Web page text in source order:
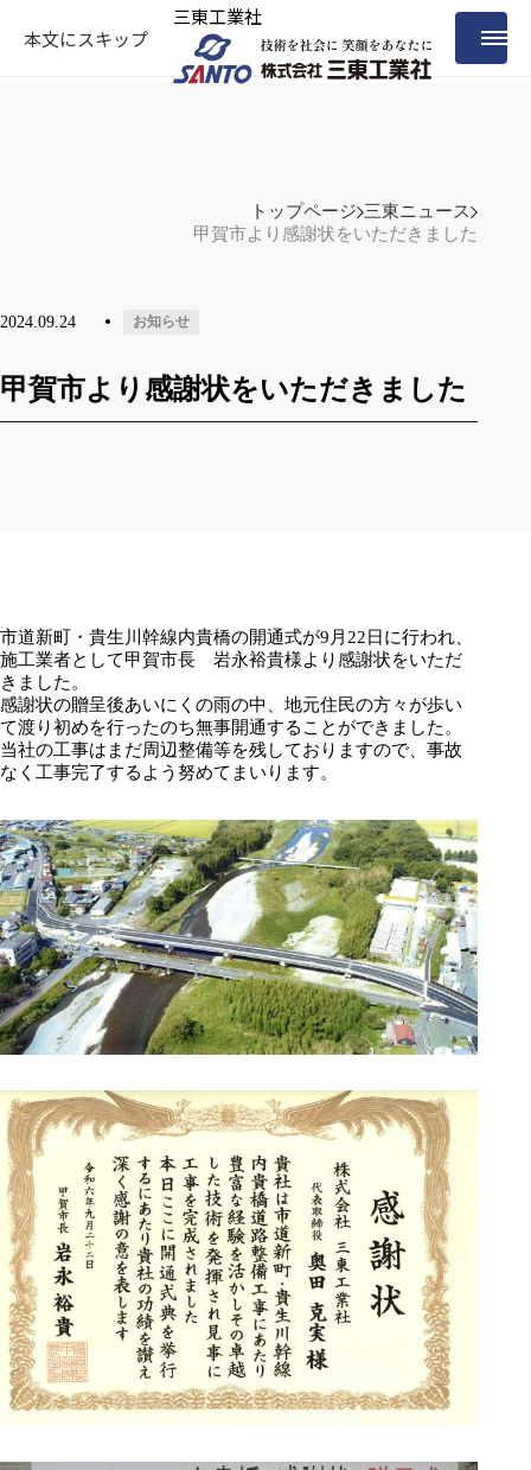
本文にスキップ
三東工業社
トップページ 三東ニュース
甲賀市より感謝状をいただきました
2024.09.24 お知らせ
甲賀市より感謝状をいただきました
市道新町・貴生川幹線内貴橋の開通式が9月22日に行われ、
施工業者として甲賀市長 岩永裕貴様より感謝状をいただ
きました。
感謝状の贈呈後あいにくの雨の中、地元住民の方々が歩い
て渡り初めを行ったのち無事開通することができました。
当社の工事はまだ周辺整備等を残しておりますので、事故
なく工事完了するよう努めてまいります。